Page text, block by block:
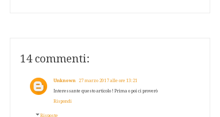
14 commenti:
Unknown 27 marzo 2017 alle ore 13:21
Interessante questo articolo ! Prima o poi ci proverò
Rispondi
Risposte